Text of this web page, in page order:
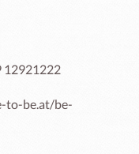
12921222
to-be.at/be-